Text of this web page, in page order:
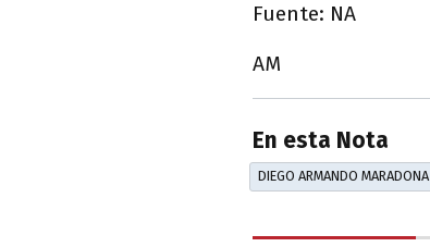
Fuente: NA
AM
En esta Nota
DIEGO ARMANDO MARADONA